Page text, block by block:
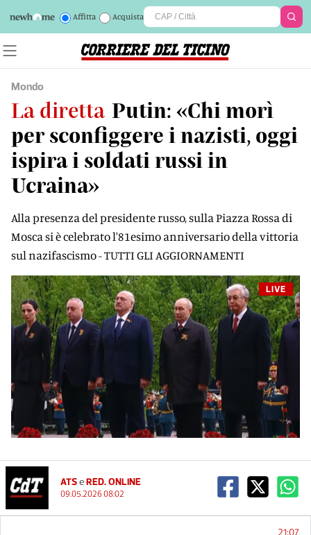
Affitta Acquista
Mondo
La diretta Putin: «Chi morì
per sconfiggere i nazisti, oggi
ispira i soldati russi in
Ucraina»
Alla presenza del presidente russo, sulla Piazza Rossa di
Mosca si è celebrato l'81esimo anniversario della vittoria
sul nazifascismo - TUTTI GLI AGGIORNAMENTI
LIVE
ATSeRED. ONLINE
09.05.2026 08:02
21:07